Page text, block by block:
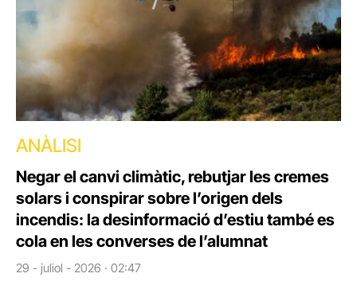
ANÀLISI
Negar el canvi climàtic, rebutjar les cremes
solars i conspirar sobre l’origen dels
incendis: la desinformació d’estiu també es
cola en les converses de l’alumnat
29 - juliol - 2026 · 02:47